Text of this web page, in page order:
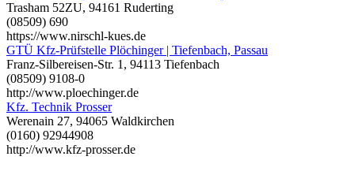
Trasham 52ZU, 94161 Ruderting
(08509) 690
https://www.nirschl-kues.de
GTÜ Kfz-Prüfstelle Plöchinger | Tiefenbach, Passau
Franz-Silbereisen-Str. 1, 94113 Tiefenbach
(08509) 9108-0
http://www.ploechinger.de
Kfz. Technik Prosser
Werenain 27, 94065 Waldkirchen
(0160) 92944908
http://www.kfz-prosser.de